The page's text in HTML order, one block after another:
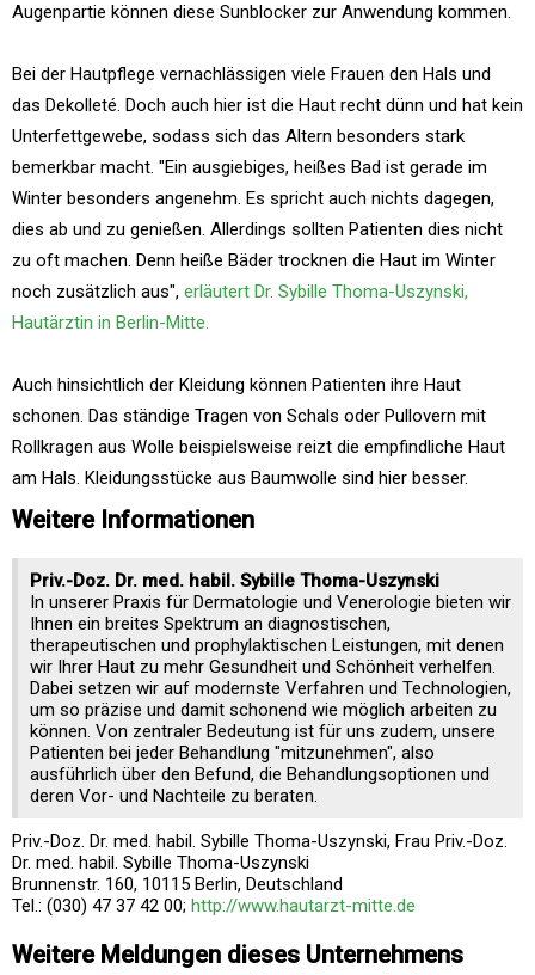
Augenpartie können diese Sunblocker zur Anwendung kommen.
Bei der Hautpflege vernachlässigen viele Frauen den Hals und
das Dekolleté. Doch auch hier ist die Haut recht dünn und hat kein
Unterfettgewebe, sodass sich das Altern besonders stark
bemerkbar macht. "Ein ausgiebiges, heißes Bad ist gerade im
Winter besonders angenehm. Es spricht auch nichts dagegen,
dies ab und zu genießen. Allerdings sollten Patienten dies nicht
zu oft machen. Denn heiße Bäder trocknen die Haut im Winter
noch zusätzlich aus", erläutert Dr. Sybille Thoma-Uszynski,
Hautärztin in Berlin-Mitte.
Auch hinsichtlich der Kleidung können Patienten ihre Haut
schonen. Das ständige Tragen von Schals oder Pullovern mit
Rollkragen aus Wolle beispielsweise reizt die empfindliche Haut
am Hals. Kleidungsstücke aus Baumwolle sind hier besser.
Weitere Informationen
Priv.-Doz. Dr. med. habil. Sybille Thoma-Uszynski
In unserer Praxis für Dermatologie und Venerologie bieten wir
Ihnen ein breites Spektrum an diagnostischen,
therapeutischen und prophylaktischen Leistungen, mit denen
wir Ihrer Haut zu mehr Gesundheit und Schönheit verhelfen.
Dabei setzen wir auf modernste Verfahren und Technologien,
um so präzise und damit schonend wie möglich arbeiten zu
können. Von zentraler Bedeutung ist für uns zudem, unsere
Patienten bei jeder Behandlung "mitzunehmen", also
ausführlich über den Befund, die Behandlungsoptionen und
deren Vor- und Nachteile zu beraten.
Priv.-Doz. Dr. med. habil. Sybille Thoma-Uszynski, Frau Priv.-Doz.
Dr. med. habil. Sybille Thoma-Uszynski
Brunnenstr. 160, 10115 Berlin, Deutschland
Tel.: (030) 47 37 42 00; http://www.hautarzt-mitte.de
Weitere Meldungen dieses Unternehmens